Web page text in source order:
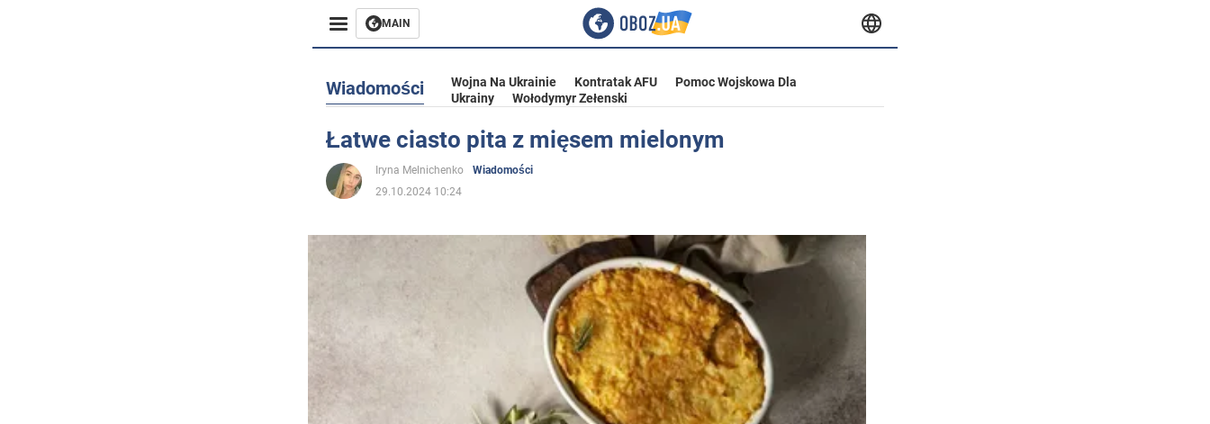
MAIN
Rozrywka
Społeczeństwo
Wojna na Ukrainie
Wiadomości Wojna Na Ukrainie Kontratak AFU
Pomoc Wojskowa Dla
Ukrainy
Wołodymyr Zełenski
Łatwe ciasto pita z mięsem mielonym
Iryna Melnichenko
Wiadomości
29.10.2024 10:24